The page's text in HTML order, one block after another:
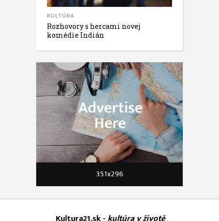
KULTÚRA
Rozhovory s hercami novej
komédie Indián